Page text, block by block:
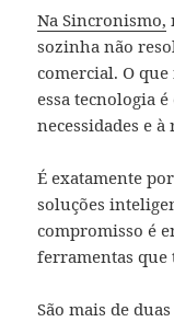
Na Sincronismo,
sozinha não
comercial. O
essa tecnologia
necessidades e
É exatamente
soluções
compromisso é
ferramentas que
São mais de